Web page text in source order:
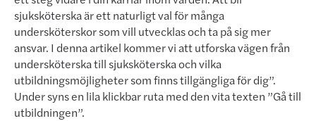
sjuksköterska är ett naturligt val för många
undersköterskor som vill utvecklas och ta på sig mer
ansvar. I denna artikel kommer vi att utforska vägen från
undersköterska till sjuk­sköterska och vilka
utbildningsmöjligheter som finns tillgängliga för dig”.
Under syns en lila klickbar ruta med den vita texten ”Gå till
utbildningen”.